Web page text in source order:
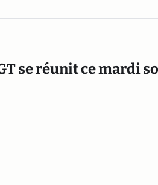
se réunit ce mardi